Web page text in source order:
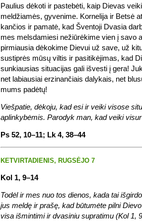
Paulius dėkoti ir pastebėti, kaip Dievas
meldžiamės, gyvenime. Kornelija ir Betsė
kančios ir pamatė, kad Šventoji Dvasia
mes melsdamiesi nežiūrėkime vien į savo
pirmiausia dėkokime Dievui už save, už
sustiprės mūsų viltis ir pasitikėjimas, kad
sunkiausias situacijas gali išvesti į gera!
net labiausiai erzinančiais dalykais, net
mums padėtų!
Viešpatie, dėkoju, kad esi ir veiki visose
aplinkybėmis. Parodyk man, kad veiki
Ps 52, 10–11; Lk 4, 38–44
KETVIRTADIENIS, RUGSĖJO 7
Kol 1, 9–14
Todėl ir mes nuo tos dienos, kada tai
jus meldę ir prašę, kad būtumėte pilni
visa išmintimi ir dvasiniu supratimu (Kol 1,